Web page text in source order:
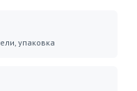
упаковка